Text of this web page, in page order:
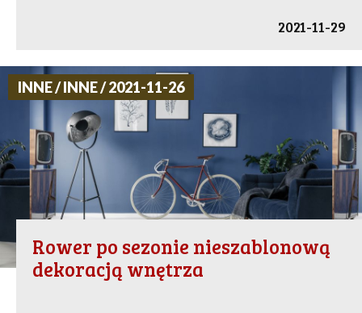
2021-11-29
INNE / INNE / 2021-11-26
Rower po sezonie nieszablonową
dekoracją wnętrza